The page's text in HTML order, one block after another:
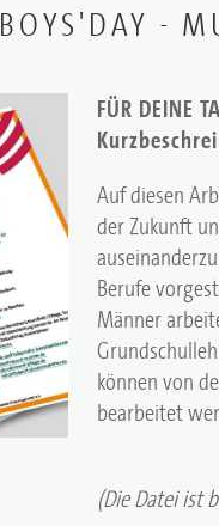
BOYS'DAY -
FÜR DEINE
Auf diesen
der Zukunft
Berufe
Männer
können von
bearbeitet
(Die Datei ist